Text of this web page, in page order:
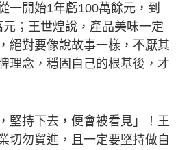
一開始1年虧100萬餘元，到
；王世煌說，產品美味一定
絕對要像說故事一樣，不厭其
理念，穩固自己的根基後，才
堅持下去，便會被看見」！王
切勿貿進，且一定要堅持做自